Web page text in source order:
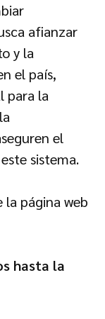
afianzar
y la
el país,
para la
el
sistema.
la página web
hasta la